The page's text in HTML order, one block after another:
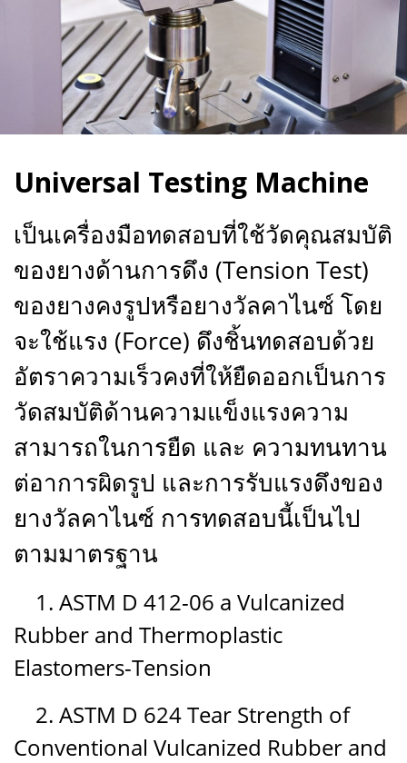
Universal Testing Machine
เป็นเครื่องมือทดสอบที่ใช้วัดคุณสมบัติ
ของยางด้านการดึง (Tension Test)
ของยางคงรูปหรือยางวัลคาไนซ์ โดย
จะใช้แรง (Force) ดึงชิ้นทดสอบด้วย
อัตราความเร็วคงที่ให้ยืดออกเป็นการ
วัดสมบัติด้านความแข็งแรงความ
สามารถในการยืด และ ความทนทาน
ต่อาการผิดรูป และการรับแรงดึงของ
ยางวัลคาไนซ์ การทดสอบนี้เป็นไป
ตามมาตรฐาน
1. ASTM D 412-06 a Vulcanized
Rubber and Thermoplastic
Elastomers-Tension
2. ASTM D 624 Tear Strength of
Conventional Vulcanized Rubber and